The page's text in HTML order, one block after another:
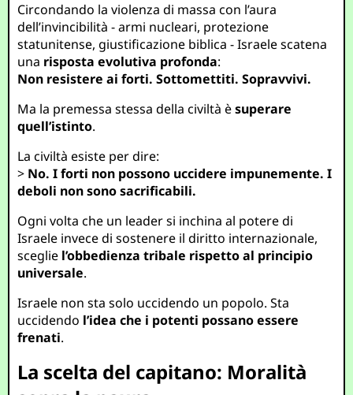
Circondando la violenza di massa con l’aura
dell’invincibilità - armi nucleari, protezione
statunitense, giustificazione biblica - Israele scatena
una risposta evolutiva profonda:
Non resistere ai forti. Sottomettiti. Sopravvivi.
Ma la premessa stessa della civiltà èsuperare
quell’istinto.
La civiltà esiste per dire:
> No. I forti non possono uccidere impunemente. I
deboli non sono sacrificabili.
Ogni volta che un leader si inchina al potere di
Israele invece di sostenere il diritto internazionale,
sceglie l’obbedienza tribale rispetto al principio
universale.
Israele non sta solo uccidendo un popolo. Sta
uccidendo l’idea che i potenti possano essere
frenati.
La scelta del capitano: Moralità